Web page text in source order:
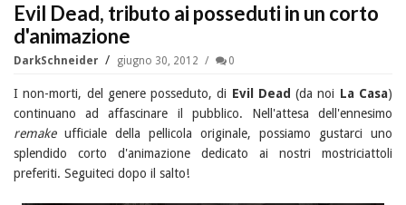
Evil Dead, tributo ai posseduti in un corto
d'animazione
DarkSchneider giugno 30, 2012 0
I non-morti, del genere posseduto, di Evil Dead (da noi La Casa)
continuano ad affascinare il pubblico. Nell'attesa dell'ennesimo
remakeufficiale della pellicola originale, possiamo gustarci uno
splendido corto d'animazione dedicato ai nostri mostriciattoli
preferiti. Seguiteci dopo il salto!